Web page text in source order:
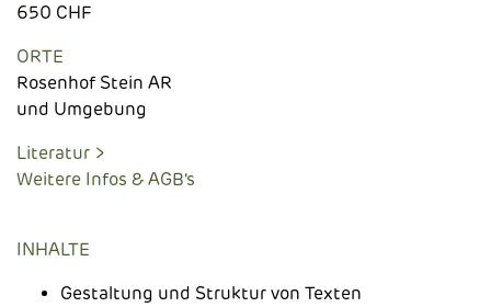
650 CHF
ORTE
Rosenhof Stein AR
und Umgebung
Literatur >
Weitere Infos & AGB's
INHALTE
Gestaltung und Struktur von Texten